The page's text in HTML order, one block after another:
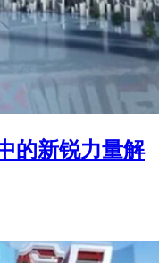
的新锐力量解